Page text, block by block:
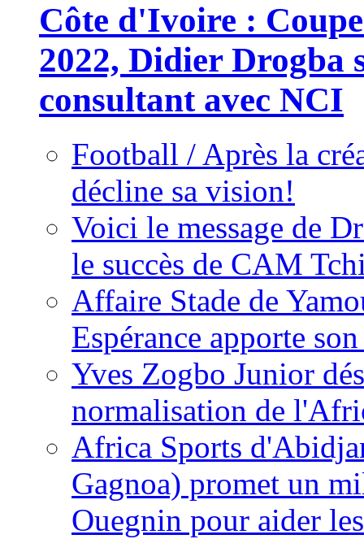
Côte d'Ivoire :
2022, Didier Drogba
consultant avec NCI
Football / Après la
décline sa vision!
Voici le message de
le succès de CAM
Affaire Stade de
Espérance apporte
Yves Zogbo Junior
normalisation de
Africa Sports
Gagnoa) promet un
Ouegnin pour aider